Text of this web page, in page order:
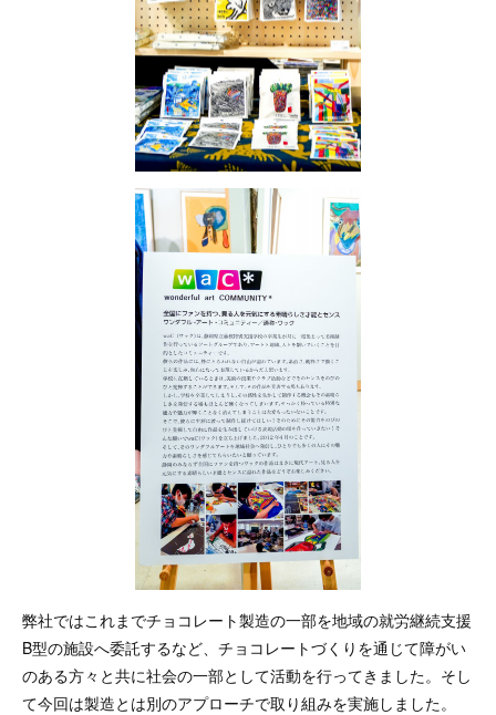
弊社ではこれまでチョコレート製造の一部を地域の就労継続支援
B型の施設へ委託するなど、チョコレートづくりを通じて障がい
のある方々と共に社会の一部として活動を行ってきました。そし
て今回は製造とは別のアプローチで取り組みを実施しました。